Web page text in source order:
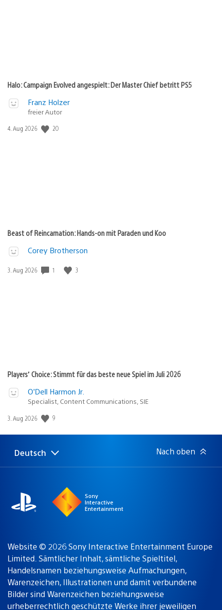
Halo: Campaign Evolved angespielt: Der Master Chief betritt PS5
Franz Holzer
freier Autor
Veröffentlichungsdatum:
4. Aug 2026 20
Beast of Reincarnation: Hands-on mit Paraden und Koo
Corey Brotherson
Veröffentlichungsdatum:
3. Aug 2026 1 3
Players’ Choice: Stimmt für das beste neue Spiel im Juli 2026
O’Dell Harmon Jr.
Specialist, Content Communications, SIE
Veröffentlichungsdatum:
3. Aug 2026 9
Select
a
Aktuelle
Region:
Deutsch Nach oben
Sony
Interactive
Entertainment
Website © 2026 Sony Interactive Entertainment Europe
Limited. Sämtlicher Inhalt, sämtliche Spieltitel,
Handelsnamen beziehungsweise Aufmachungen,
Warenzeichen, Illustrationen und damit verbundene
Bilder sind Warenzeichen beziehungsweise
urheberrechtlich geschützte Werke ihrer jeweiligen